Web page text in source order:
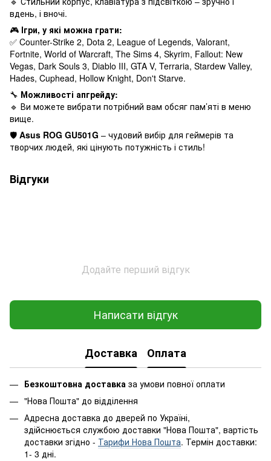
вдень, і вночі.
🎮 Ігри, у які можна грати:
✅ Counter-Strike 2, Dota 2, League of Legends, Valorant,
Fortnite, World of Warcraft, The Sims 4, Skyrim, Fallout: New
Vegas, Dark Souls 3, Diablo III, GTA V, Terraria, Stardew Valley,
Hades, Cuphead, Hollow Knight, Don't Starve.
🔧 Можливості апгрейду:
🔹 Ви можете вибрати потрібний вам обсяг пам’яті в меню
вище.
🛡 Asus ROG GU501G – чудовий вибір для геймерів та
творчих людей, які цінують потужність і стиль!
Відгуки
Додайте перший відгук
Написати відгук
Доставка Оплата
Безкоштовна доставка за умови повної оплати
"Нова Пошта" до відділення
Адресна доставка до дверей по Україні,
здійснюється службою доставки "Нова Пошта", вартість
доставки згідно - Тарифи Нова Пошта. Термін доставки:
1- 3 дні.